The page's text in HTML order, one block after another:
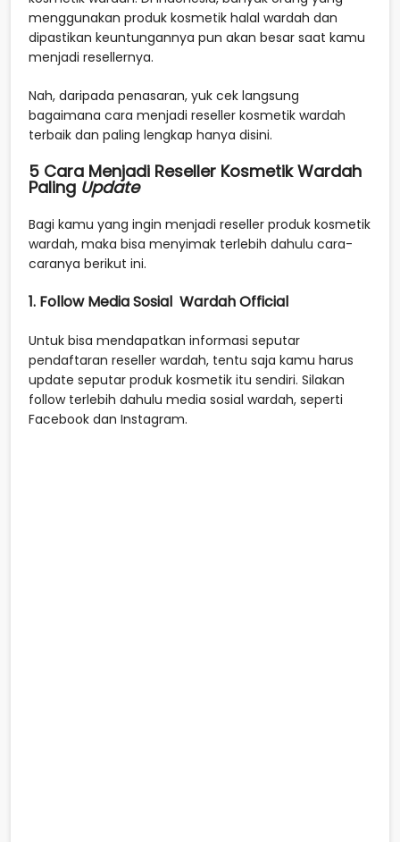
menggunakan produk kosmetik halal wardah dan
dipastikan keuntungannya pun akan besar saat kamu
menjadi resellernya.
Nah, daripada penasaran, yuk cek langsung
bagaimana cara menjadi reseller kosmetik wardah
terbaik dan paling lengkap hanya disini.
5 Cara Menjadi Reseller Kosmetik Wardah
Paling Update
Bagi kamu yang ingin menjadi reseller produk kosmetik
wardah, maka bisa menyimak terlebih dahulu cara-
caranya berikut ini.
1. Follow Media Sosial Wardah Official
Untuk bisa mendapatkan informasi seputar
pendaftaran reseller wardah, tentu saja kamu harus
update seputar produk kosmetik itu sendiri. Silakan
follow terlebih dahulu media sosial wardah, seperti
Facebook dan Instagram.